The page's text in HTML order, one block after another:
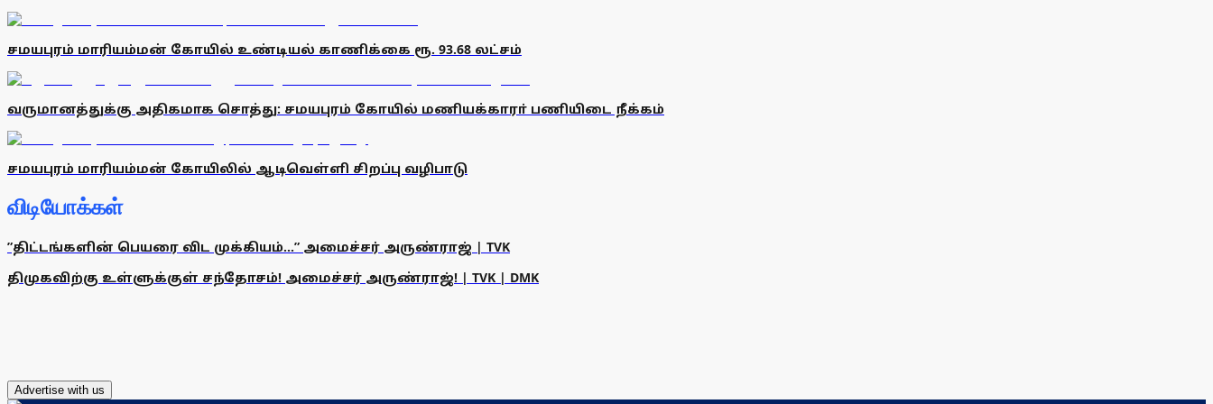
சமயபுரம் மாரியம்மன் கோயில் உண்டியல் காணிக்கை ரூ. 93.68 லட்சம்
வருமானத்துக்கு அதிகமாக சொத்து: சமயபுரம் கோயில் மணியக்காரா் பணியிடை நீக்கம்
சமயபுரம் மாரியம்மன் கோயிலில் ஆடிவெள்ளி சிறப்பு வழிபாடு
விடியோக்கள்
”திட்டங்களின் பெயரை விட முக்கியம்...” அமைச்சர் அருண்ராஜ் | TVK
திமுகவிற்கு உள்ளுக்குள் சந்தோசம்! அமைச்சர் அருண்ராஜ்! | TVK | DMK
Advertise with us